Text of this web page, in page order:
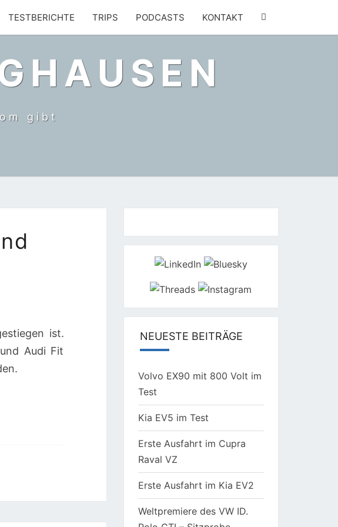
TESTBERICHTE TRIPS PODCASTS KONTAKT
SEARCH
gibt
ist.
Audi Fit
NEUESTE BEITRÄGE
Volvo EX90 mit 800 Volt im
Test
Kia EV5 im Test
Erste Ausfahrt im Cupra
Raval VZ
Erste Ausfahrt im Kia EV2
Weltpremiere des VW ID.